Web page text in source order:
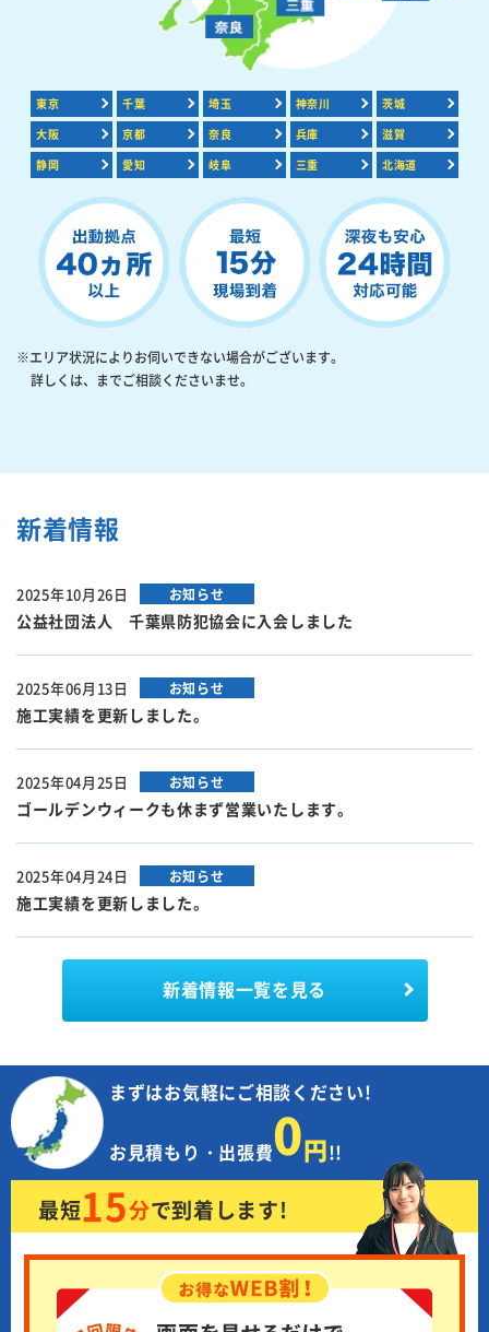
東京 千葉 埼玉 神奈川
茨城
大阪
京都 奈良 兵庫
滋賀
静岡
愛知 岐阜 三重 北海道
※エリア状況によりお伺いできない場合がございます。
詳しくは、 までご相談くださいませ。
新着情報
2025年10月26日 お知らせ
公益社団法人 千葉県防犯協会に入会しました
2025年06月13日 お知らせ
施工実績を更新しました。
2025年04月25日 お知らせ
ゴールデンウィークも休まず営業いたします。
2025年04月24日 お知らせ
施工実績を更新しました。
新着情報一覧を見る
まずはお気軽にご相談ください!
お見積もり・出張費0円!!
最短15分で到着します!